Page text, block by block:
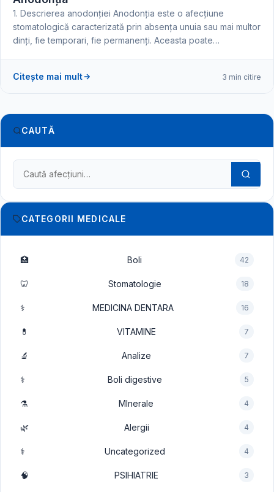
1. Descrierea anodonției Anodonția este o afecțiune
stomatologică caracterizată prin absența unuia sau mai multor
dinți, fie temporari, fie permanenți. Aceasta poate…
Citește mai mult 3 min citire
CAUTĂ
Caută în dicționarul medical
CATEGORII MEDICALE
🏥 Boli 42
🦷 Stomatologie 18
⚕️ MEDICINA DENTARA 16
💊 VITAMINE 7
🔬 Analize 7
⚕️ Boli digestive 5
⚗️ MInerale 4
🌿 Alergii 4
⚕️ Uncategorized 4
🧠 PSIHIATRIE 3